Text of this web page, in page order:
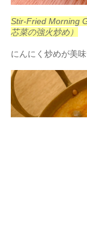
Stir-Fried Morning
芯菜の強火炒め）
にんにく炒めが美